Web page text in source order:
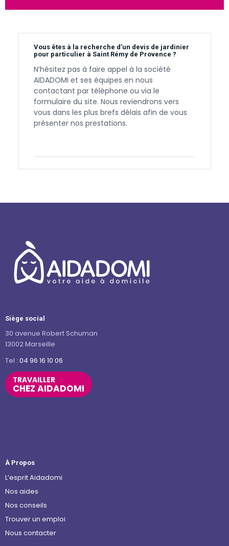
Vous êtes à la recherche d’un devis de jardinier
pour particulier à Saint Rémy de Provence ?
N’hésitez pas à faire appel à la société
AIDADOMI et ses équipes en nous
contactant par téléphone ou via le
formulaire du site. Nous reviendrons vers
vous dans les plus brefs délais afin de vous
présenter nos prestations.
Siège social
30 avenue Robert Schuman
13002 Marseille
Tel : 04 96 16 10 06
TRAVAILLER
CHEZ AIDADOMI
À Propos
L’esprit Aidadomi
Nos aides
Nos conseils
Trouver un emploi
Nous contacter